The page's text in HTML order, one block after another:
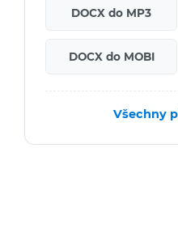
DOCX do MP3
DOCX do MOBI
Všechny